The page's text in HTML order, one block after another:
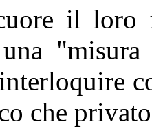
il loro
"misura
che